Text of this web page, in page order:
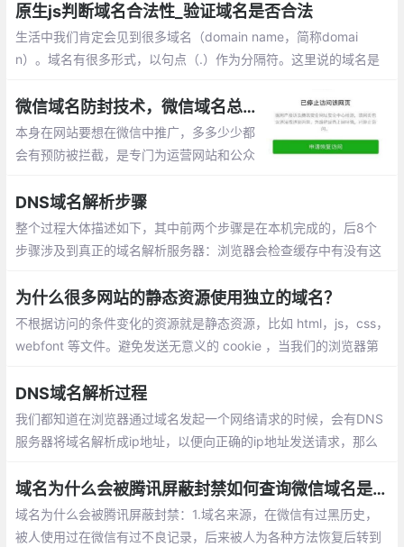
原生js判断域名合法性_验证域名是否合法
生活中我们肯定会见到很多域名（domain name，简称domai
n）。域名有很多形式，以句点（.）作为分隔符。这里说的域名是
微信域名防封技术，微信域名总是被封如何解决
本身在网站要想在微信中推广，多多少少都
会有预防被拦截，是专门为运营网站和公众
站，也是公司企业备案，照样也会被拦截。
这个被拦截一般来说就是你的这个域名已经
在微信中打不开了
DNS域名解析步骤
整个过程大体描述如下，其中前两个步骤是在本机完成的，后8个
步骤涉及到真正的域名解析服务器：浏览器会检查缓存中有没有这
束。
为什么很多网站的静态资源使用独立的域名？
不根据访问的条件变化的资源就是静态资源，比如 html，js，css，
webfont 等文件。避免发送无意义的 cookie ，当我们的浏览器第
来保存cookie
DNS域名解析过程
我们都知道在浏览器通过域名发起一个网络请求的时候，会有DNS
服务器将域名解析成ip地址，以便向正确的ip地址发送请求，那么
过程。大致分为10步：
域名为什么会被腾讯屏蔽封禁如何查询微信域名是否被屏蔽的方法
域名为什么会被腾讯屏蔽封禁：1.域名来源，在微信有过黑历史，
被人使用过在微信有过不良记录，后来被人为各种方法恢复后转到